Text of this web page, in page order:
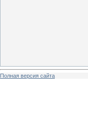
Полная версия сайта